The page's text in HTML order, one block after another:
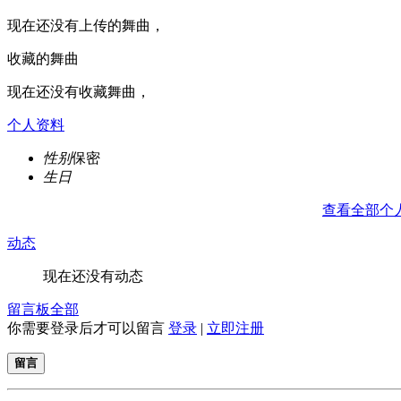
现在还没有上传的舞曲，
收藏的舞曲
现在还没有收藏舞曲，
个人资料
性别保密
生日
查看全部个
动态
现在还没有动态
留言板全部
你需要登录后才可以留言 登录 | 立即注册
留言